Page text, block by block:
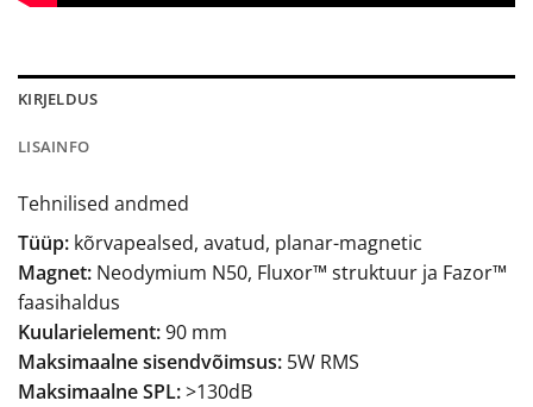
KIRJELDUS
LISAINFO
Tehnilised andmed
Tüüp: kõrvapealsed, avatud, planar-magnetic
Magnet: Neodymium N50, Fluxor™ struktuur ja Fazor™
faasihaldus
Kuularielement:90 mm
Maksimaalne sisendvõimsus: 5W RMS
Maksimaalne SPL:>130dB